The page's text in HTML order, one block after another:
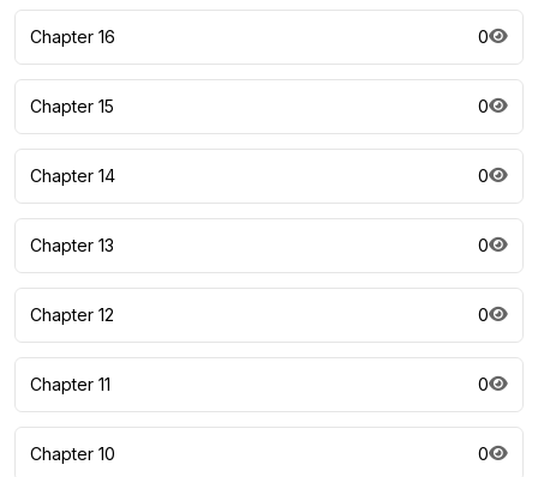
Chapter 16 0
Chapter 15 0
Chapter 14 0
Chapter 13 0
Chapter 12 0
Chapter 11 0
Chapter 10 0